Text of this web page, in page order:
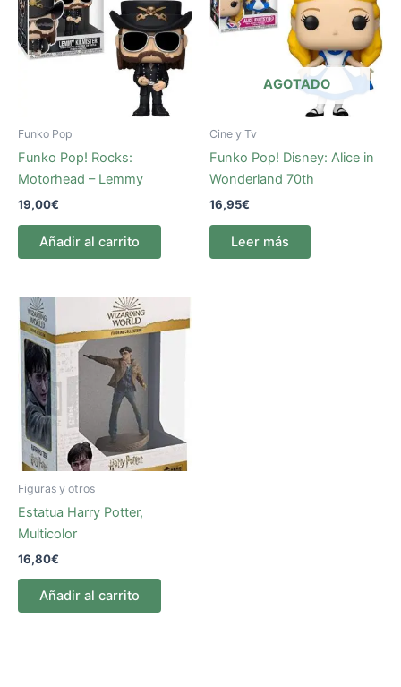
Funko Pop
Funko Pop! Rocks:
Motorhead – Lemmy
19,00€
Añadir al carrito
AGOTADO
Cine y Tv
Funko Pop! Disney: Alice in
Wonderland 70th
16,95€
Leer más
Figuras y otros
Estatua Harry Potter,
Multicolor
16,80€
Añadir al carrito